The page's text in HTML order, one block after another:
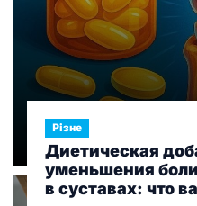
Різне
Диетическая
уменьшения
в суставах: что